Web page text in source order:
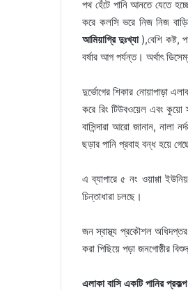
পথ হেঁটে পানি আনতে যেতে
করে কলসি ভরে নিজ নিজ
আমিয়াগ্রি দুঃখ্যা ),বেশি কষ্ট,
বর্ষার আগ পর্যন্ত। অর্থাৎ
দুর্ভোগের শিকার নোয়াপাড়া
করে রিং টিউবওয়েল এবং কুয়ো
বাসিন্দারা আরো জানান,
ছড়ার পানি প্রবাহ বন্ধ হয়ে
এ ব্যাপারে ৫ নং ওয়াগ্গা
চিন্তাধারা চলছে।
জন স্বাস্থ্য প্রকৌশল অধিদপ্তর
করা পিছিয়ে পড়া জনগোষ্ঠীর
এলাকা বাসি একটি পানির